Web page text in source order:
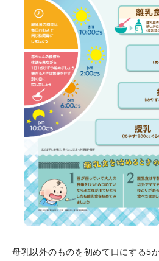
母乳以外のものを初めて口にする5